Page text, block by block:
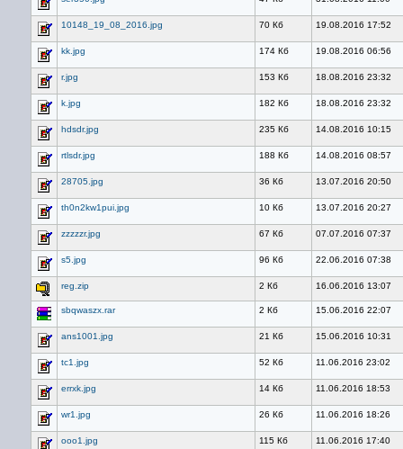
10148_19_08_2016.jpg 70 Кб 19.08.2016 17:52
kk.jpg 174 Кб 19.08.2016 06:56
r.jpg 153 Кб 18.08.2016 23:32
k.jpg 182 Кб 18.08.2016 23:32
hdsdr.jpg 235 Кб 14.08.2016 10:15
rtlsdr.jpg 188 Кб 14.08.2016 08:57
28705.jpg 36 Кб 13.07.2016 20:50
th0n2kw1pui.jpg 10 Кб 13.07.2016 20:27
zzzzzr.jpg 67 Кб 07.07.2016 07:37
s5.jpg 96 Кб 22.06.2016 07:38
reg.zip 2 Кб 16.06.2016 13:07
sbqwaszx.rar 2 Кб 15.06.2016 22:07
ans1001.jpg 21 Кб 15.06.2016 10:31
tc1.jpg 52 Кб 11.06.2016 23:02
errxk.jpg 14 Кб 11.06.2016 18:53
wr1.jpg 26 Кб 11.06.2016 18:26
ooo1.jpg 115 Кб 11.06.2016 17:40